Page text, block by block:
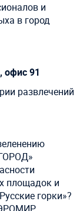
и
в город
офис 91
развлечений
площадок и
горки»?